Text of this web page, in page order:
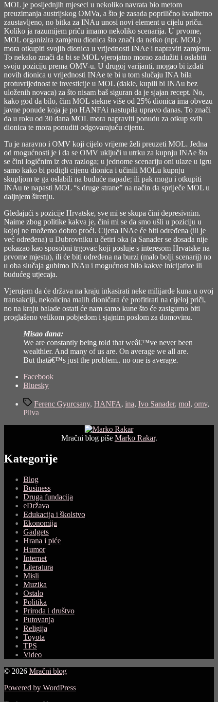
MOL je posljednjih mjeseci u nekoliko navrata bio metom
preuzimanja austrijskog OMVa, a što je zasada poprilično kvalitetno
zaustavljeno, no bitka za INAu unosi novi element u cijelu priču.
Koliko ja razumijem priču imamo nekoliko scenarija. U prvome,
MOL organizira zamjenu dionica što znači da netko (npr. MOL)
mora otkupiti svojih dionica u vrijednosti INAe i napraviti zamjenu.
To nekako znači da bi se MOL vjerojatno morao zadužiti i oslabiti
svoju poziciju prema OMV-u. U drugoj varijanti, mogao bi izdati
novih dionica u vrijednosti INAe te bi u tom slučaju INA bila
protuvrijednost te investicije u MOL (dakle, kupili bi INAu bez
uloženih novaca) za što nisam baš siguran da je sjajan recept. No,
kako god da bilo, čim MOL stekne više od 25% dionica ima obvezu
javne ponude koja je po HANFAi nastupila upravo danas. To znači
da u roku od 30 dana MOL mora napraviti ponudu za otkup svih
dionica te mora ponuditi odgovarajuću cijenu.
Tu je naravno i OMV koji cijelo vrijeme želi preuzeti MOL. Jedna
od mogućnosti je i da se OMV uključi u utrku za kupnju INAe što
se čini logičnim iz dva razloga; u jednome scenariju oni ulaze u igru
samo kako bi podigli cijenu dionica i učinili MOLu kupnju
skupljom te ga oslabili na buduće napade; ili pak mogu i otkupiti
INAu te napasti MOL “s druge strane” na način da spriječe MOL u
daljnjem širenju.
Gledajući s pozicije Hrvatske, sve mi se skupa čini depresivnim.
Naime zbog politike kakva je, čini mi se da smo ušli u poziciju u
kojoj ne možemo dobro proći. Cijena INAe će biti određena (ili je
već određena) u Dubrovniku u četiri oka (a Sanader se dosada nije
pokazao kao sposobni trgovac koji posluje s interesom Hrvatske na
prvome mjestu), ili će biti određena na burzi (malo bolji scenarij) no
u oba slučaja gubimo INAu i mogućnost bilo kakve inicijative ili
budućeg utjecaja.
Vjerujem da će država na kraju inkasirati neke milijarde kuna u ovoj
transakciji, nekolicina malih dioničara će profitirati na cijeloj priči,
no na kraju balade ostati će nam samo kune što će zasigurno biti
proglašeno velikom pobjedom i sjajnim poslom za domovinu.
Misao dana:
We are constantly being told that weâ€™ve never been
wealthier. And many of us are. On average we all are.
But thatâ€™s just the problem.. no one is average.
Share
"Verona
Facebook
Bluesky
TagsFerenc Gyurcsany, HANFA, ina, Ivo Sanader, mol, omv,
Pliva
Mračni blog piše Marko Rakar.
Kategorije
Blog
Business
Druga fundacija
eDržava
Edukacija i školstvo
Ekonomija
Gadgets
Hrana i piće
Humor
Internet
Literatura
Misli
Muzika
Ostalo
Politika
Priroda i društvo
Putovanja
Religija
Toyota
TPS
Video
© 2026 Mračni blog
Powered by WordPress